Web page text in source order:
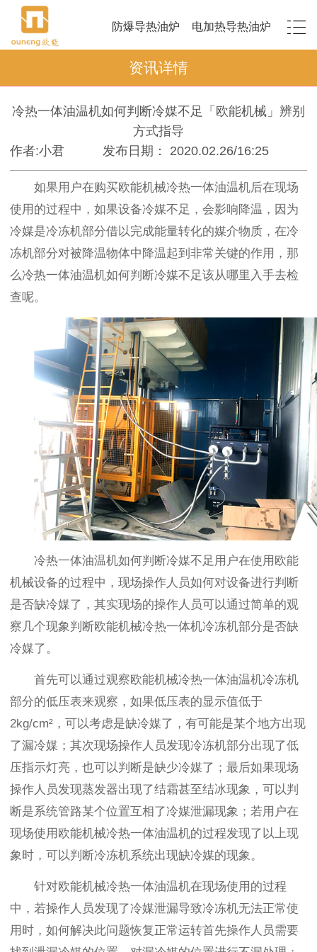
防爆导热油炉 电加热导热油炉
资讯详情
冷热一体油温机如何判断冷媒不足「欧能机械」辨别
方式指导
作者:小君
发布日期： 2020.02.26/16:25
如果用户在购买欧能机械冷热一体油温机后在现场
使用的过程中，如果设备冷媒不足，会影响降温，因为
冷媒是冷冻机部分借以完成能量转化的媒介物质，在冷
冻机部分对被降温物体中降温起到非常关键的作用，那
么冷热一体油温机如何判断冷媒不足该从哪里入手去检
查呢。
冷热一体油温机如何判断冷媒不足用户在使用欧能
机械设备的过程中，现场操作人员如何对设备进行判断
是否缺冷媒了，其实现场的操作人员可以通过简单的观
察几个现象判断欧能机械冷热一体机冷冻机部分是否缺
冷媒了。
首先可以通过观察欧能机械冷热一体油温机冷冻机
部分的低压表来观察，如果低压表的显示值低于
2kg/cm²，可以考虑是缺冷媒了，有可能是某个地方出现
了漏冷媒；其次现场操作人员发现冷冻机部分出现了低
压指示灯亮，也可以判断是缺少冷媒了；最后如果现场
操作人员发现蒸发器出现了结霜甚至结冰现象，可以判
断是系统管路某个位置互相了冷媒泄漏现象；若用户在
现场使用欧能机械冷热一体油温机的过程发现了以上现
象时，可以判断冷冻机系统出现缺冷媒的现象。
针对欧能机械冷热一体油温机在现场使用的过程
中，若操作人员发现了冷媒泄漏导致冷冻机无法正常使
用时，如何解决此问题恢复正常运转首先操作人员需要